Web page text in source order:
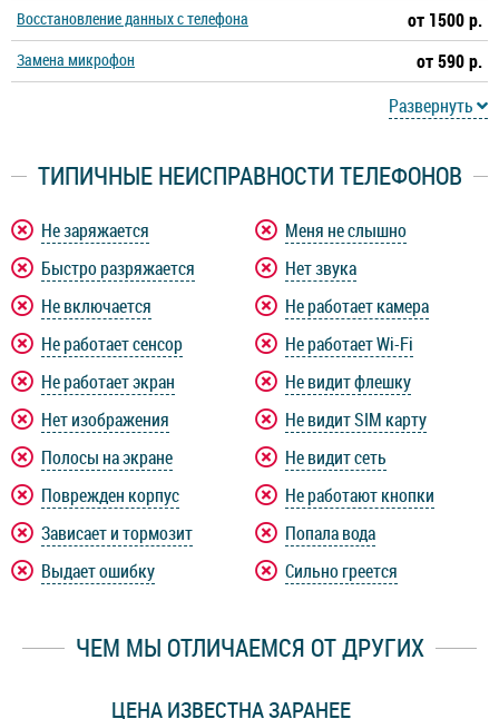
Восстановление данных с телефона от 1500 р.
Замена микрофон
от 590 р.
Развернуть
ТИПИЧНЫЕ НЕИСПРАВНОСТИ ТЕЛЕФОНОВ
Не заряжается
Быстро разряжается
Не включается
Не работает сенсор
Не работает экран
Нет изображения
Полосы на экране
Поврежден корпус
Зависает и тормозит
Выдает ошибку
Меня не слышно
Нет звука
Не работает камера
Не работает Wi-Fi
Не видит флешку
Не видит SIM карту
Не видит сеть
Не работают кнопки
Попала вода
Сильно греется
ЧЕМ МЫ ОТЛИЧАЕМСЯ ОТ ДРУГИХ
ЦЕНА ИЗВЕСТНА ЗАРАНЕЕ